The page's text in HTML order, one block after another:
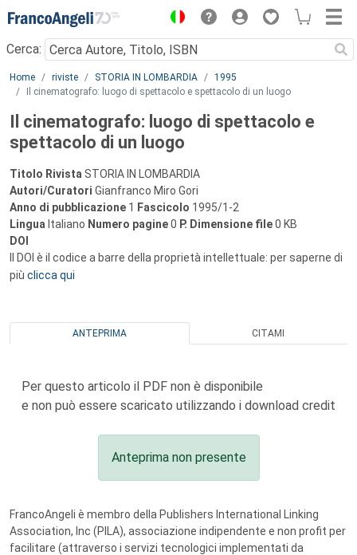
Menu
Cerca:
Main content
Home riviste STORIA IN LOMBARDIA
1995
Il cinematografo: luogo di spettacolo e spettacolo di un luogo
Il cinematografo: luogo di spettacolo e
spettacolo di un luogo
Titolo Rivista STORIA IN LOMBARDIA
Autori/Curatori Gianfranco Miro Gori
Anno di pubblicazione 1 Fascicolo 1995/1-2
Lingua Italiano Numero pagine0 P. Dimensione file0 KB
DOI
Il DOI è il codice a barre della proprietà intellettuale: per saperne di
più clicca qui
ANTEPRIMA CITAMI
Per questo articolo il PDF non è disponibile
e non può essere scaricato utilizzando i download credit
Anteprima non presente
FrancoAngeli è membro della Publishers International Linking
Association, Inc (PILA), associazione indipendente e non profit per
facilitare (attraverso i servizi tecnologici implementati da